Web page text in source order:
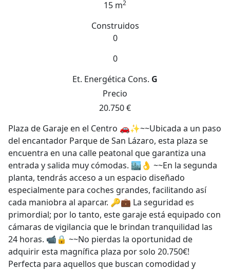
15 m2
Construidos
0
0
Et. Energética Cons. G
Precio
20.750 €
Plaza de Garaje en el Centro 🚗✨~~Ubicada a un paso
del encantador Parque de San Lázaro, esta plaza se
encuentra en una calle peatonal que garantiza una
entrada y salida muy cómodas. 🏙️👌 ~~En la segunda
planta, tendrás acceso a un espacio diseñado
especialmente para coches grandes, facilitando así
cada maniobra al aparcar. 🔑💼 La seguridad es
primordial; por lo tanto, este garaje está equipado con
cámaras de vigilancia que le brindan tranquilidad las
24 horas. 📹🔒 ~~No pierdas la oportunidad de
adquirir esta magnífica plaza por solo 20.750€!
Perfecta para aquellos que buscan comodidad y